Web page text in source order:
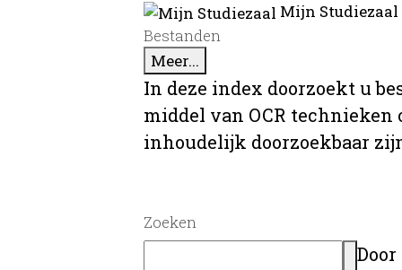
Mijn
Bestanden
Meer...
In deze index doorzoekt u
middel van OCR
inhoudelijk doorzoekbaar
Zoeken